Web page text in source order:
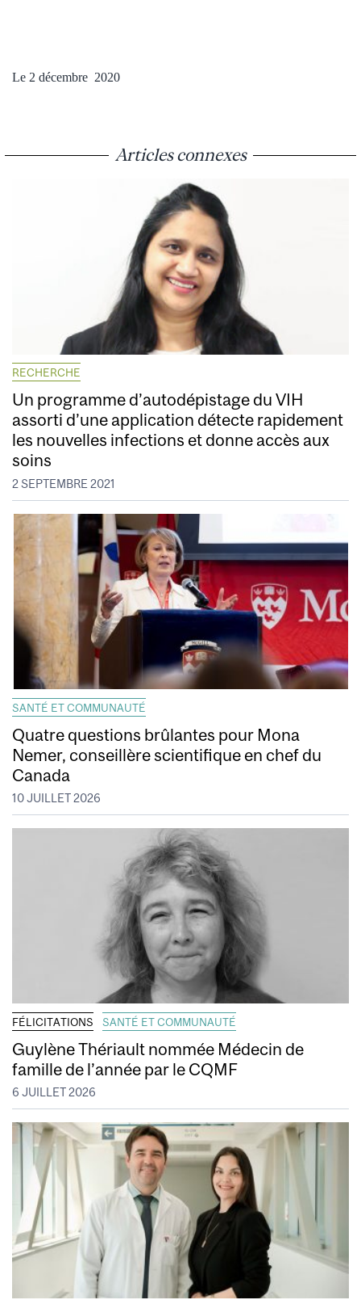
Le 2 décembre 2020
Articles connexes
RECHERCHE
Un programme d’autodépistage du VIH
assorti d’une application détecte rapidement
les nouvelles infections et donne accès aux
soins
2 SEPTEMBRE 2021
SANTÉ ET COMMUNAUTÉ
Quatre questions brûlantes pour Mona
Nemer, conseillère scientifique en chef du
Canada
10 JUILLET 2026
FÉLICITATIONS SANTÉ ET COMMUNAUTÉ
Guylène Thériault nommée Médecin de
famille de l’année par le CQMF
6 JUILLET 2026